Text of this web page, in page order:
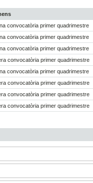
convocatòria primer quadrimestre
convocatòria primer quadrimestre
convocatòria primer quadrimestre
convocatòria primer quadrimestre
convocatòria primer quadrimestre
convocatòria primer quadrimestre
convocatòria primer quadrimestre
convocatòria primer quadrimestre